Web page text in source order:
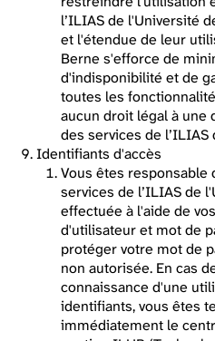
l’ILIAS de l'Université
et l'étendue de leur
Berne s'efforce de
d'indisponibilité et de
toutes les
aucun droit légal à
des services de
Identifiants d'accès
Vous êtes
services de l’ILIAS de
effectuée à l'aide de
d'utilisateur et mot de
protéger votre mot de
non autorisée. En cas
connaissance d'une
identifiants, vous êtes
immédiatement le